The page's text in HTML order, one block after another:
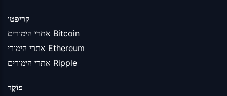
קריפטו
אתרי הימורים Bitcoin
אתרי הימורי Ethereum
אתרי הימורים Ripple
פּוֹקֶר